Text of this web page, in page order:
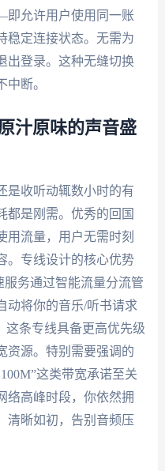
允许用户使用同一账
稳定连接状态。无需为
出登录。这种无缝切换
断。
汁原味的声音盛
是收听动辄数小时的有
都是刚需。优秀的回国
用流量，用户无需时刻
。专线设计的核心优势
服务通过智能流量分流管
动将你的音乐/听书请求
这条专线具备更高优先级
资源。特别需要强调的
这类带宽承诺至关
络高峰时段，你依然拥
清晰如初，告别音频压